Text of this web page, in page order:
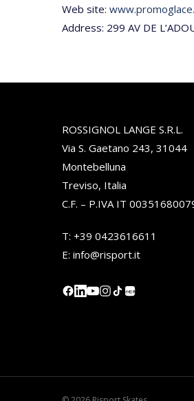
Web site:
Address: 299 AV DE
ROSSIGNOL LANGE S.R.L.
Via S. Gaetano 243, 31044
Montebelluna
Treviso, Italia
C.F. – P.IVA IT
T: +39 0423616611
E: info@risport.it
小红书